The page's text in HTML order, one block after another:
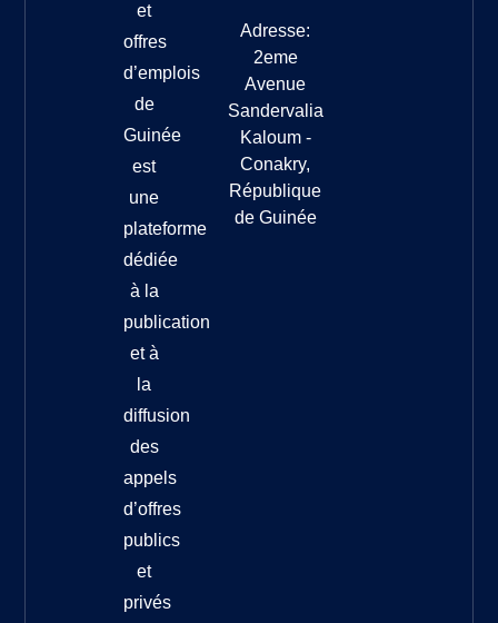
et
offres
d’emplois
de
Guinée
est
une
plateforme
dédiée
à la
publication
et à
la
diffusion
des
appels
d’offres
publics
et
privés
Adresse:
2eme
Avenue
Sandervalia
Kaloum -
Conakry,
République
de Guinée